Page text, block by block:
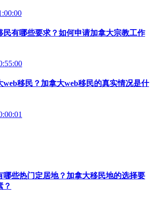
民有哪些要求？如何申请加拿大宗教工作
web移民？加拿大web移民的真实情况是什
哪些热门定居地？加拿大移民地的选择要
？